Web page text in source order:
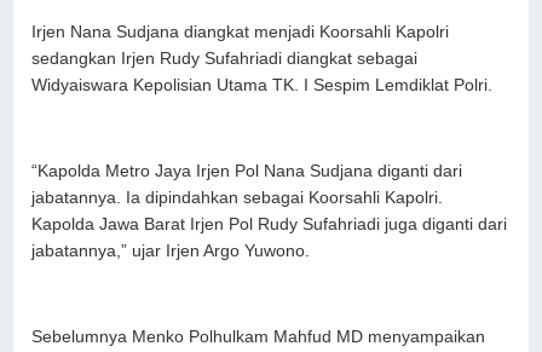
Irjen Nana Sudjana diangkat menjadi Koorsahli Kapolri
sedangkan Irjen Rudy Sufahriadi diangkat sebagai
Widyaiswara Kepolisian Utama TK. I Sespim Lemdiklat Polri.
“Kapolda Metro Jaya Irjen Pol Nana Sudjana diganti dari
jabatannya. Ia dipindahkan sebagai Koorsahli Kapolri.
Kapolda Jawa Barat Irjen Pol Rudy Sufahriadi juga diganti dari
jabatannya,” ujar Irjen Argo Yuwono.
Sebelumnya Menko Polhulkam Mahfud MD menyampaikan